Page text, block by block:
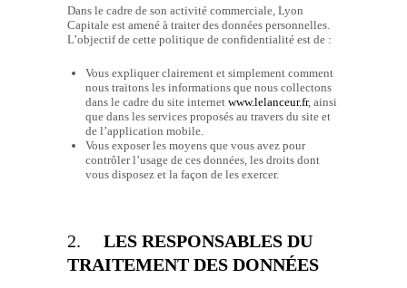
Dans le cadre de son activité commerciale, Lyon
Capitale est amené à traiter des données personnelles.
L’objectif de cette politique de confidentialité est de :
Vous expliquer clairement et simplement comment
nous traitons les informations que nous collectons
dans le cadre du site internet www.lelanceur.fr, ainsi
que dans les services proposés au travers du site et
de l’application mobile.
Vous exposer les moyens que vous avez pour
contrôler l’usage de ces données, les droits dont
vous disposez et la façon de les exercer.
2. LES RESPONSABLES DU
TRAITEMENT DES DONNÉES